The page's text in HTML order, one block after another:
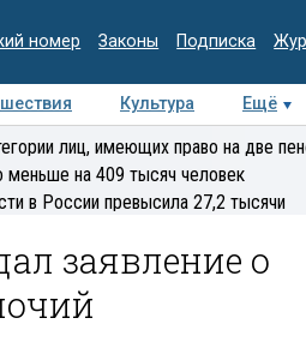
номер Законы Подписка
Культура Ещё
Интервью Колумнисты
лиц, имеющих право на две
меньше на 409 тысяч человек
в России превысила 27,2 тысячи
заявление о